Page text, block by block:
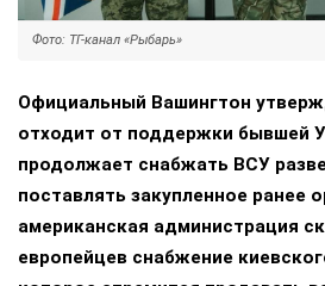
Фото: ТГ-канал «Рыбарь»
Официальный Вашингтон
отходит от поддержки бывшей
продолжает снабжать ВСУ
поставлять закупленное ранее
американская администрация
европейцев снабжение